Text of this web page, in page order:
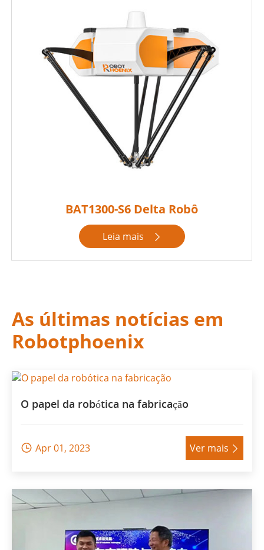
BAT1300-S6 Delta Robô
Leia mais 
As últimas notícias em
Robotphoenix
O papel da robótica na fabricação
 Apr 01, 2023 Ver mais 